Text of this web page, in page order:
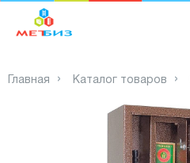
Главная Каталог товаров